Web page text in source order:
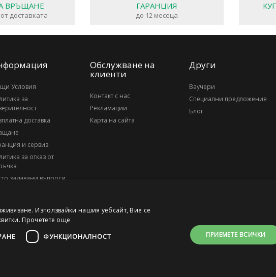
ВРЪЩАНЕ
доставката
ГАРАНЦИЯ
до 12 месеца
Условия
за
доставка
и сервиз
за отказ от
задавани въпроси
Обслужване на
клиенти
Контакт с нас
Рекламации
Карта на сайта
Други
Ваучери
Специални предложения
Блог
Използвайки нашия уебсайт, Вие се
Прочетете още
ФУНКЦИОНАЛНОСТ ПРИЕМЕТЕ ВСИЧКИ